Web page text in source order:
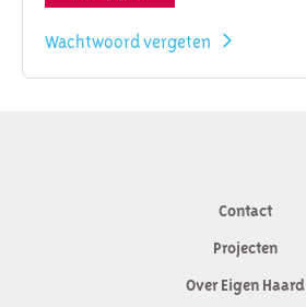
Wachtwoord vergeten
Contact
Projecten
Over Eigen Haard